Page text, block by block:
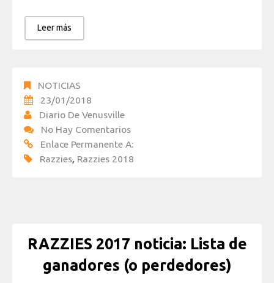
Leer más
NOTICIAS
23/01/2018
Diario De Venusville
No Hay Comentarios
Enlace Permanente A:
Razzies, Razzies 2018
RAZZIES 2017 noticia: Lista de
ganadores (o perdedores)